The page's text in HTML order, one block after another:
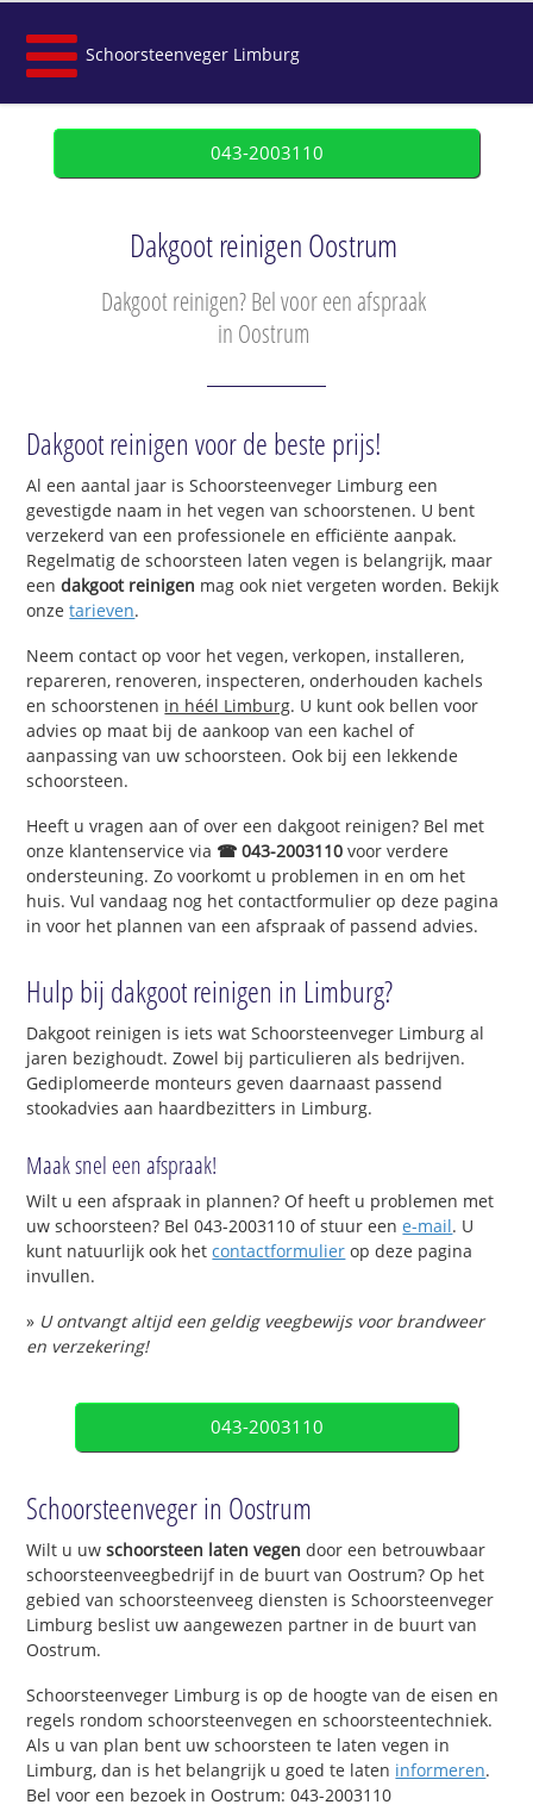
Schoorsteenveger Limburg
043-2003110
Dakgoot reinigen Oostrum
Dakgoot reinigen? Bel voor een afspraak
in Oostrum
Dakgoot reinigen voor de beste prijs!
Al een aantal jaar is Schoorsteenveger Limburg een
gevestigde naam in het vegen van schoorstenen. U bent
verzekerd van een professionele en efficiënte aanpak.
Regelmatig de schoorsteen laten vegen is belangrijk, maar
eendakgoot reinigen mag ook niet vergeten worden. Bekijk
onzetarieven.
Neem contact op voor het vegen, verkopen, installeren,
repareren, renoveren, inspecteren, onderhouden kachels
en schoorstenen in héél Limburg. U kunt ook bellen voor
advies op maat bij de aankoop van een kachel of
aanpassing van uw schoorsteen. Ook bij een lekkende
schoorsteen.
Heeft u vragen aan of over een dakgoot reinigen? Bel met
onze klantenservice via ☎ 043-2003110 voor verdere
ondersteuning. Zo voorkomt u problemen in en om het
huis. Vul vandaag nog het contactformulier op deze pagina
in voor het plannen van een afspraak of passend advies.
Hulp bij dakgoot reinigen in Limburg?
Dakgoot reinigen is iets wat Schoorsteenveger Limburg al
jaren bezighoudt. Zowel bij particulieren als bedrijven.
Gediplomeerde monteurs geven daarnaast passend
stookadvies aan haardbezitters in Limburg.
Maak snel een afspraak!
Wilt u een afspraak in plannen? Of heeft u problemen met
uw schoorsteen? Bel 043-2003110 of stuur eene-mail. U
kunt natuurlijk ook hetcontactformulier op deze pagina
invullen.
» U ontvangt altijd een geldig veegbewijs voor brandweer
en verzekering!
043-2003110
Schoorsteenveger in Oostrum
Wilt u uwschoorsteen laten vegen door een betrouwbaar
schoorsteenveegbedrijf in de buurt van Oostrum? Op het
gebied van schoorsteenveeg diensten is Schoorsteenveger
Limburg beslist uw aangewezen partner in de buurt van
Oostrum.
Schoorsteenveger Limburg is op de hoogte van de eisen en
regels rondom schoorsteenvegen en schoorsteentechniek.
Als u van plan bent uw schoorsteen te laten vegen in
Limburg, dan is het belangrijk u goed te laten informeren.
Bel voor een bezoek in Oostrum: 043-2003110